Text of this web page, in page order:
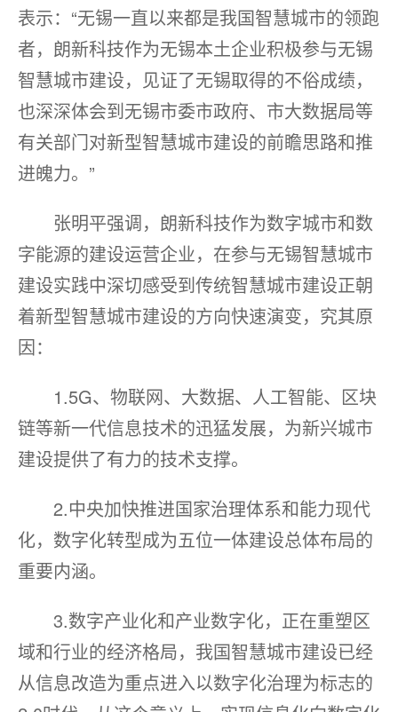
表示：“无锡一直以来都是我国智慧城市的领跑
者，朗新科技作为无锡本土企业积极参与无锡
智慧城市建设，见证了无锡取得的不俗成绩，
也深深体会到无锡市委市政府、市大数据局等
有关部门对新型智慧城市建设的前瞻思路和推
进魄力。”
张明平强调，朗新科技作为数字城市和数
字能源的建设运营企业，在参与无锡智慧城市
建设实践中深切感受到传统智慧城市建设正朝
着新型智慧城市建设的方向快速演变，究其原
因：
1.5G、物联网、大数据、人工智能、区块
链等新一代信息技术的迅猛发展，为新兴城市
建设提供了有力的技术支撑。
2.中央加快推进国家治理体系和能力现代
化，数字化转型成为五位一体建设总体布局的
重要内涵。
3.数字产业化和产业数字化，正在重塑区
域和行业的经济格局，我国智慧城市建设已经
从信息改造为重点进入以数字化治理为标志的